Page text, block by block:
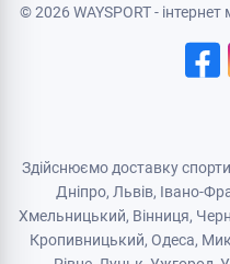
Логістичний партнер